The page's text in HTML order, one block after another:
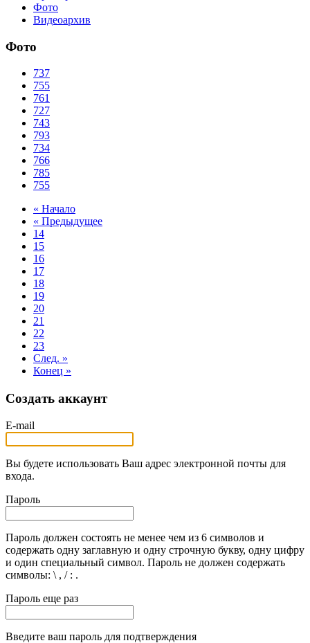
Фото
Видеоархив
Фото
737
755
761
727
743
793
734
766
785
755
« Начало
« Предыдущее
14
15
16
17
18
19
20
21
22
23
След. »
Конец »
Создать аккаунт
E-mail
Вы будете использовать Ваш адрес электронной почты для
входа.
Пароль
Пароль должен состоять не менее чем из 6 символов и
содержать одну заглавную и одну строчную букву, одну цифру
и один специальный символ. Пароль не должен содержать
символы: \ , / : .
Пароль еще раз
Введите ваш пароль для подтверждения